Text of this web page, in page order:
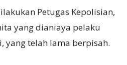
Petugas Kepolisian,
yang dianiaya pelaku
yang telah lama berpisah.